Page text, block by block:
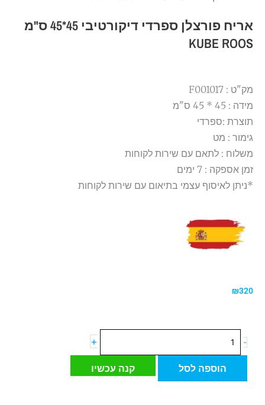
אריח פורצלן ספרדי דיקורטיבי 45*45 ס"מ
KUBE ROOS
מק"ט : F001017
מידה : 45 * 45 ס"מ
תוצרת :ספרדי
גימור : מט
משלוח : לתאם עם שירות לקוחות
זמן אספקה : 7 ימים
*ניתן לאיסוף עצמי בתיאום עם שירות לקוחות
₪320
-
של
פורצלן
+
הוספה לסל קנה עכשיו